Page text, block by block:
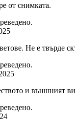
от снимката.
Не е твърде
и външният